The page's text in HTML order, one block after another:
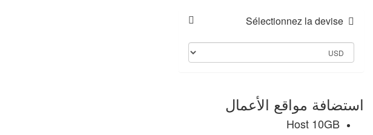
استضافة مواقع الأعمال
Host 10GB